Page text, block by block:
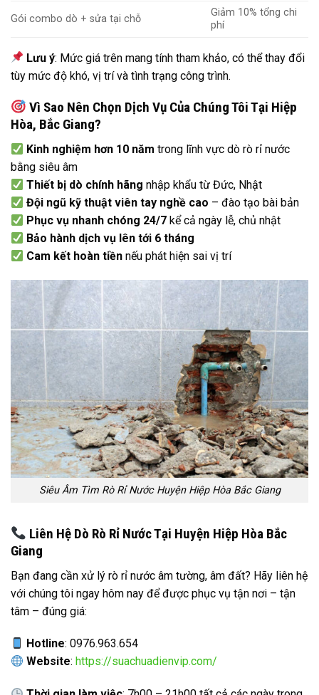
Gói combo dò + sửa tại chỗ
Giảm 10% tổng chi
phí
Lưu ý: Mức giá trên mang tính tham khảo, có thể thay đổi
tùy mức độ khó, vị trí và tình trạng công trình.
Vì Sao Nên Chọn Dịch Vụ Của Chúng Tôi Tại Hiệp
Hòa, Bắc Giang?
Kinh nghiệm hơn 10 năm trong lĩnh vực dò rò rỉ nước
bằng siêu âm
Thiết bị dò chính hãng nhập khẩu từ Đức, Nhật
Đội ngũ kỹ thuật viên tay nghề cao – đào tạo bài bản
Phục vụ nhanh chóng 24/7 kể cả ngày lễ, chủ nhật
Bảo hành dịch vụ lên tới 6 tháng
Cam kết hoàn tiền nếu phát hiện sai vị trí
Siêu Âm Tìm Rò Rỉ Nước Huyện Hiệp Hòa Bắc Giang
Liên Hệ Dò Rò Rỉ Nước Tại Huyện Hiệp Hòa Bắc
Giang
Bạn đang cần xử lý rò rỉ nước âm tường, âm đất? Hãy liên hệ
với chúng tôi ngay hôm nay để được phục vụ tận nơi – tận
tâm – đúng giá:
Hotline: 0976.963.654
Website: https://suachuadienvip.com/